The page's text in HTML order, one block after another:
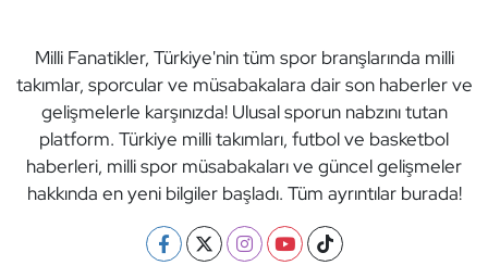
Milli Fanatikler, Türkiye'nin tüm spor branşlarında milli
takımlar, sporcular ve müsabakalara dair son haberler ve
gelişmelerle karşınızda! Ulusal sporun nabzını tutan
platform. Türkiye milli takımları, futbol ve basketbol
haberleri, milli spor müsabakaları ve güncel gelişmeler
hakkında en yeni bilgiler başladı. Tüm ayrıntılar burada!